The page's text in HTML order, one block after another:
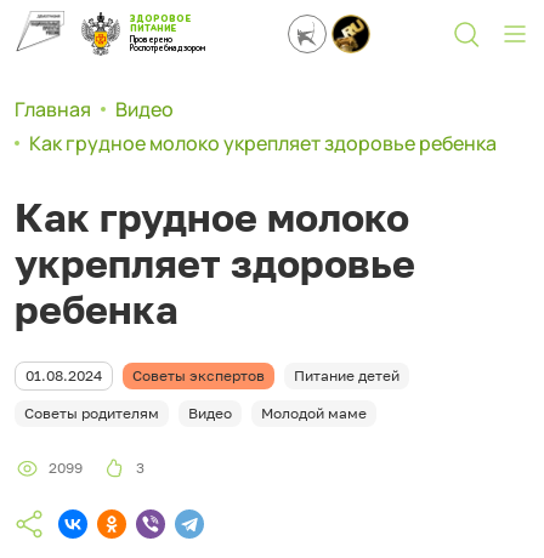
ЗДОРОВОЕ
ПИТАНИЕ
Проверено
Роспотребнадзором
Главная
Видео
Как грудное молоко укрепляет здоровье ребенка
Как грудное молоко
укрепляет здоровье
ребенка
01.08.2024 Советы экспертов Питание детей
Советы родителям Видео Молодой маме
2099 3